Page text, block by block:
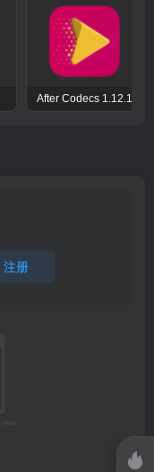
After Codecs 1.12.1
注册